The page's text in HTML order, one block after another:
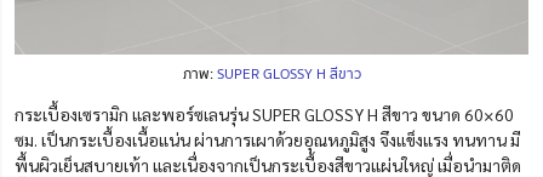
ภาพ:SUPER GLOSSY H สีขาว
กระเบื้องเซรามิก และพอร์ซเลนรุ่น SUPER GLOSSY H สีขาว ขนาด 60×60
ซม. เป็นกระเบื้องเนื้อแน่น ผ่านการเผาด้วยอุณหภูมิสูง จึงแข็งแรง ทนทาน มี
พื้นผิวเย็นสบายเท้า และเนื่องจากเป็นกระเบื้องสีขาวแผ่นใหญ่ เมื่อนำมาติด